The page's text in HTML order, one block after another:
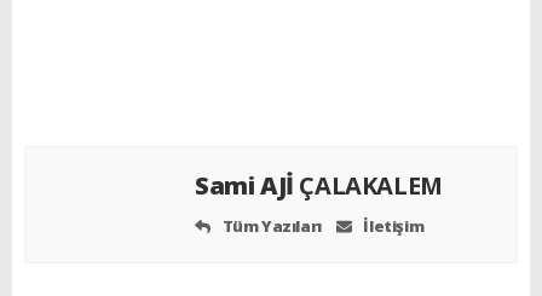
Sami AJİ ÇALAKALEM
Tüm Yazıları İletişim